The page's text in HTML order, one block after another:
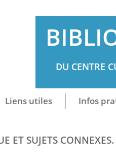
DU CENTRE
Liens utiles Infos
ET SUJETS